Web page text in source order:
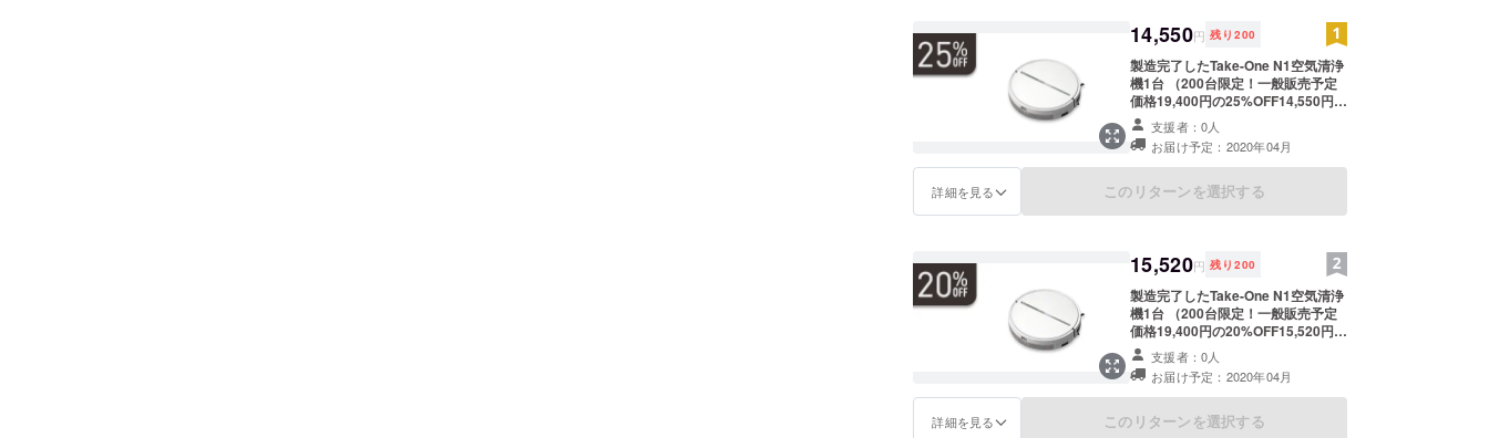
るよう、世界の新技術、新商品を積極的に導入し、市場に提
供していきます。
14,550円 残り 200
製造完了したTake-One N1空気清浄
機1台 （200台限定！一般販売予定
価格19,400円の25%OFF14,550円で
ご提供） ※2.4GのWi-Fiに対応する製
品です。 ※皆様のご支援により量産
効率が向上した場合、正規販売価格
が販売予定価格より下がる可能性も
ございます。 ※デザイン・仕様は変
により出荷時期が遅れる場合があり
ます。
支援者：0人
お届け予定：2020年04月
詳細を見る このリターンを選択する
15,520円 残り 200
製造完了したTake-One N1空気清浄
機1台 （200台限定！一般販売予定
価格19,400円の20%OFF15,520円で
ご提供） ※2.4GのWi-Fiに対応する製
品です。 ※皆様のご支援により量産
効率が向上した場合、正規販売価格
が販売予定価格より下がる可能性も
ございます。 ※デザイン・仕様は変
支援者：0人
お届け予定：2020年04月
詳細を見る このリターンを選択する